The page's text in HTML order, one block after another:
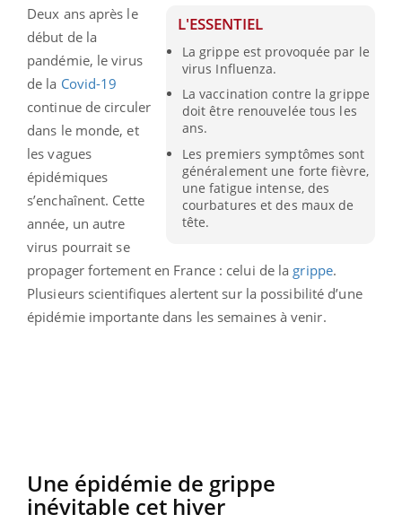
L'ESSENTIEL
La grippe est provoquée par le
virus Influenza.
La vaccination contre la grippe
doit être renouvelée tous les
ans.
Les premiers symptômes sont
généralement une forte fièvre,
une fatigue intense, des
courbatures et des maux de
tête.
Deux ans après le
début de la
pandémie, le virus
de la Covid-19
continue de circuler
dans le monde, et
les vagues
épidémiques
s’enchaînent. Cette
année, un autre
virus pourrait se
propager fortement en France : celui de la grippe.
Plusieurs scientifiques alertent sur la possibilité d’une
épidémie importante dans les semaines à venir.
Une épidémie de grippe
inévitable cet hiver